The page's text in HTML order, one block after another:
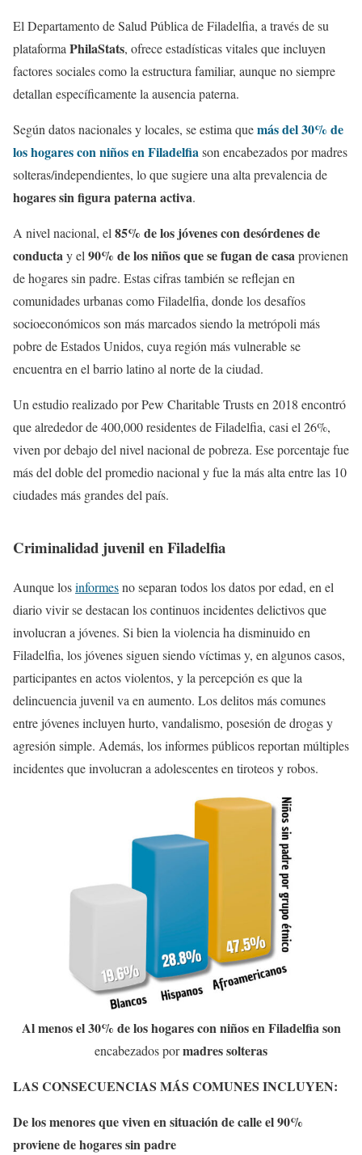
El Departamento de Salud Pública de Filadelfia, a través de su
plataforma PhilaStats, ofrece estadísticas vitales que incluyen
factores sociales como la estructura familiar, aunque no siempre
detallan específicamente la ausencia paterna.
Según datos nacionales y locales, se estima quemás del 30% de
los hogares con niños en Filadelfiason encabezados por madres
solteras/independientes, lo que sugiere una alta prevalencia de
hogares sin figura paterna activa.
A nivel nacional, el 85% de los jóvenes con desórdenes de
conductay el 90% de los niños que se fugan de casaprovienen
de hogares sin padre. Estas cifras también se reflejan en
comunidades urbanas como Filadelfia, donde los desafíos
socioeconómicos son más marcados siendo la metrópoli más
pobre de Estados Unidos, cuya región más vulnerable se
encuentra en el barrio latino al norte de la ciudad.
Un estudio realizado por Pew Charitable Trusts en 2018 encontró
que alrededor de 400,000 residentes de Filadelfia, casi el 26%,
viven por debajo del nivel nacional de pobreza. Ese porcentaje fue
más del doble del promedio nacional y fue la más alta entre las 10
ciudades más grandes del país.
Criminalidad juvenil en Filadelfia
Aunque losinformesno separan todos los datos por edad, en el
diario vivir se destacan los continuos incidentes delictivos que
involucran a jóvenes. Si bien la violencia ha disminuido en
Filadelfia, los jóvenes siguen siendo víctimas y, en algunos casos,
participantes en actos violentos, y la percepción es que la
delincuencia juvenil va en aumento. Los delitos más comunes
entre jóvenes incluyen hurto, vandalismo, posesión de drogas y
agresión simple. Además, los informes públicos reportan múltiples
incidentes que involucran a adolescentes en tiroteos y robos.
Al menos el 30% de los hogares con niños en Filadelfia son
encabezados pormadres solteras
LAS CONSECUENCIAS MÁS COMUNES INCLUYEN:
De los menores que viven en situación de calle el 90%
proviene de hogares sin padre